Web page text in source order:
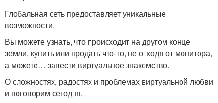
Глобальная сеть предоставляет уникальные
возможности.
Вы можете узнать, что происходит на другом конце
земли, купить или продать что-то, не отходя от монитора,
а можете… завести виртуальное знакомство.
О сложностях, радостях и проблемах виртуальной любви
и поговорим сегодня.